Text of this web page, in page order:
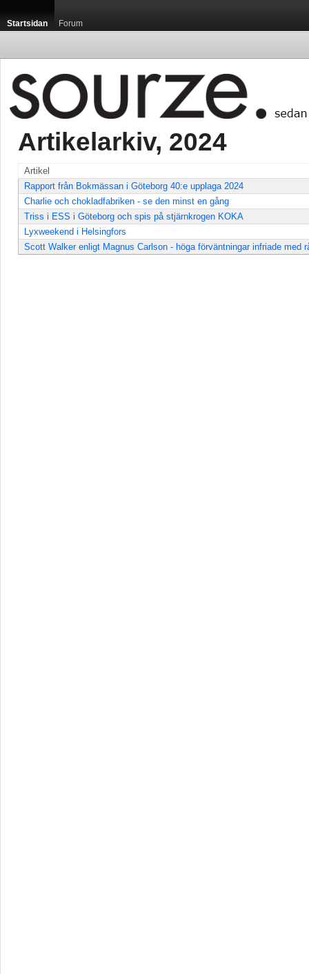
Startsidan Forum
Artikelarkiv, 2024
Artikel
Rapport från Bokmässan i Göteborg 40:e upplaga 2024
Charlie och chokladfabriken - se den minst en gång
Triss i ESS i Göteborg och spis på stjärnkrogen KOKA
Lyxweekend i Helsingfors
Scott Walker enligt Magnus Carlson - höga förväntningar infriade med